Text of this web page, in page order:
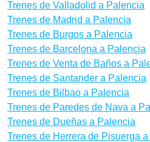
con bastante antelación para
promociones de Renfe.
medios de transporte
desde La Gineta? Con
trenes, y escoger la mejor
clics.
Trenes de Valladolid a Palencia
Trenes de Madrid a Palencia
Trenes de Burgos a Palencia
Trenes de Barcelona a Palencia
Trenes de Venta de Baños a
Trenes de Santander a Palencia
Trenes de Bilbao a Palencia
Trenes de Paredes de Nava a
Trenes de Dueñas a Palencia
Trenes de Herrera de Pisuerga